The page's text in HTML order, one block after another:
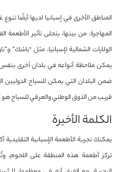
المناطق الأخرى في إسبانيا لديها أيضًا تنوع
المهاجرة. من بينها، يتجلى تأثير
الولايات الشمالية لإسبانيا، مثل “باشك”
يمكن ملاحظة أنواعه في بلدان أخرى بنفس
ضمن البلدان التي يمكن للسياح الدوليين
قريب من الذوق الوطني والعرقي للسياح هو
الكلمة الأخيرة
يمكنك تجربة الأطعمة الإسبانية التقليدية
تركز أطعمة هذه المنطقة على اللحوم،